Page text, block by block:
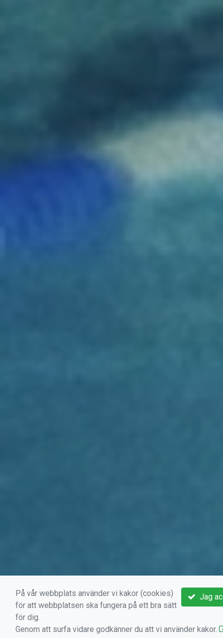
Jag
På vår webbplats använder vi kakor (cookies)
för att webbplatsen ska fungera på ett bra sätt
för dig.
Genom att surfa vidare godkänner du att vi använder kakor.